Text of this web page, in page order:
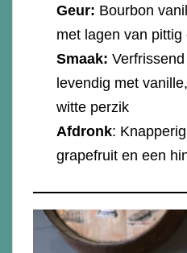
Geur: Bourbon
met lagen van pittig
Smaak:
levendig met
witte perzik
Afdronk:
grapefruit en een